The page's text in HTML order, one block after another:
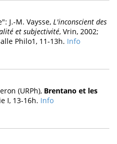
J.-M. Vaysse, L'inconscient des
et subjectivité, Vrin, 2002;
Philo1, 11-13h. Info
(URPh), Brentano et les
I, 13-16h. Info